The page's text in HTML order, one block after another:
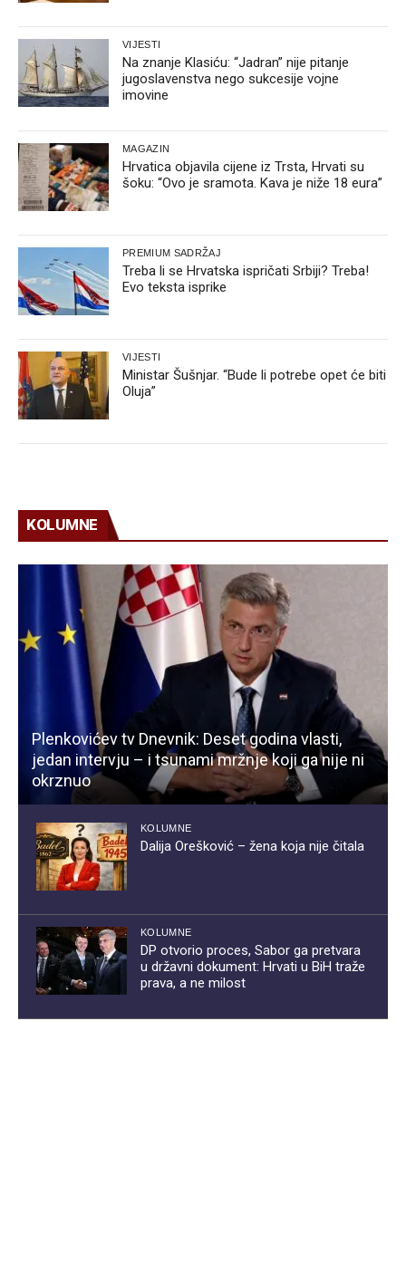
VIJESTI
Na znanje Klasiću: “Jadran” nije pitanje
jugoslavenstva nego sukcesije vojne
imovine
MAGAZIN
Hrvatica objavila cijene iz Trsta, Hrvati su
šoku: “Ovo je sramota. Kava je niže 18 eura”
PREMIUM SADRŽAJ
Treba li se Hrvatska ispričati Srbiji? Treba!
Evo teksta isprike
VIJESTI
Ministar Šušnjar. “Bude li potrebe opet će biti
Oluja”
KOLUMNE
Plenkovićev tv Dnevnik: Deset godina vlasti,
jedan intervju – i tsunami mržnje koji ga nije ni
okrznuo
KOLUMNE
Dalija Orešković – žena koja nije čitala
KOLUMNE
DP otvorio proces, Sabor ga pretvara
u državni dokument: Hrvati u BiH traže
prava, a ne milost